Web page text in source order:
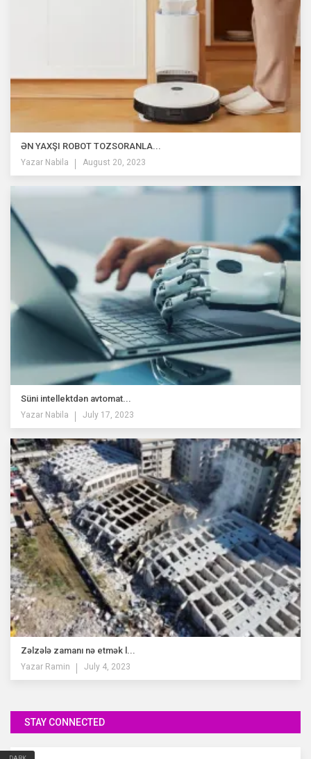
ƏN YAXŞI ROBOT TOZSORANLA...
Yazar Nabila August 20, 2023
Süni intellektdən avtomat...
Yazar Nabila July 17, 2023
Zəlzələ zamanı nə etmək l...
Yazar Ramin July 4, 2023
STAY CONNECTED